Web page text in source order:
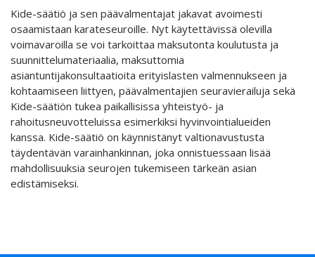
Kide-säätiö ja sen päävalmentajat jakavat avoimesti
osaamistaan karateseuroille. Nyt käytettävissä olevilla
voimavaroilla se voi tarkoittaa maksutonta koulutusta ja
suunnittelumateriaalia, maksuttomia
asiantuntijakonsultaatioita erityislasten valmennukseen ja
kohtaamiseen liittyen, päävalmentajien seuravierailuja sekä
Kide-säätiön tukea paikallisissa yhteistyö- ja
rahoitusneuvotteluissa esimerkiksi hyvinvointialueiden
kanssa. Kide-säätiö on käynnistänyt valtionavustusta
täydentävän varainhankinnan, joka onnistuessaan lisää
mahdollisuuksia seurojen tukemiseen tärkeän asian
edistämiseksi.